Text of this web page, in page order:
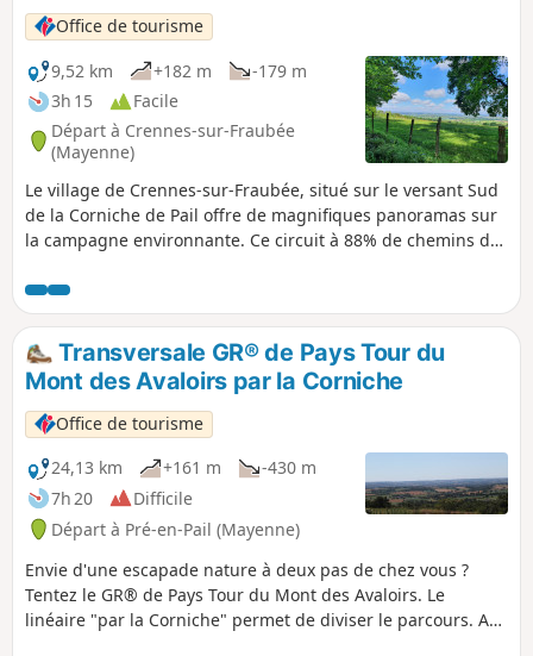
Office de tourisme
9,52 km
+182 m
-179 m
3h 15
Facile
Départ à Crennes-sur-Fraubée
(Mayenne)
Le village de Crennes-sur-Fraubée, situé sur le versant Sud
de la Corniche de Pail offre de magnifiques panoramas sur
la campagne environnante. Ce circuit à 88% de chemins de
Avaloirs.
Transversale GR® de Pays Tour du
Mont des Avaloirs par la Corniche
Office de tourisme
24,13 km
+161 m
-430 m
7h 20
Difficile
Départ à Pré-en-Pail (Mayenne)
Envie d'une escapade nature à deux pas de chez vous ?
Tentez le GR® de Pays Tour du Mont des Avaloirs. Le
linéaire "par la Corniche" permet de diviser le parcours. Au